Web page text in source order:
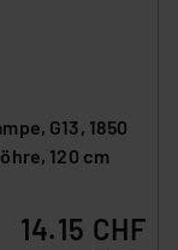
G13, 1850
120 cm
14.15 CHF